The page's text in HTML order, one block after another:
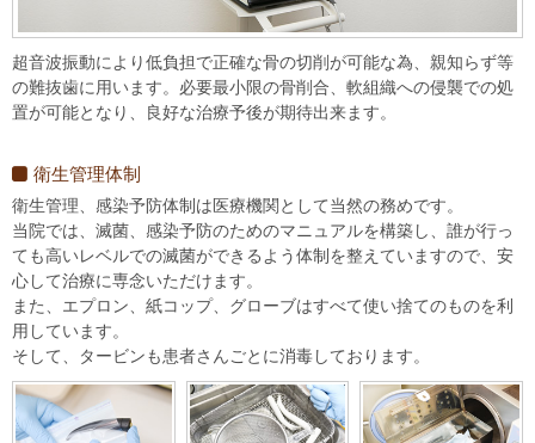
超音波振動により低負担で正確な骨の切削が可能な為、親知らず等
の難抜歯に用います。必要最小限の骨削合、軟組織への侵襲での処
置が可能となり、良好な治療予後が期待出来ます。
衛生管理体制
衛生管理、感染予防体制は医療機関として当然の務めです。
当院では、滅菌、感染予防のためのマニュアルを構築し、誰が行っ
ても高いレベルでの滅菌ができるよう体制を整えていますので、安
心して治療に専念いただけます。
また、エプロン、紙コップ、グローブはすべて使い捨てのものを利
用しています。
そして、タービンも患者さんごとに消毒しております。